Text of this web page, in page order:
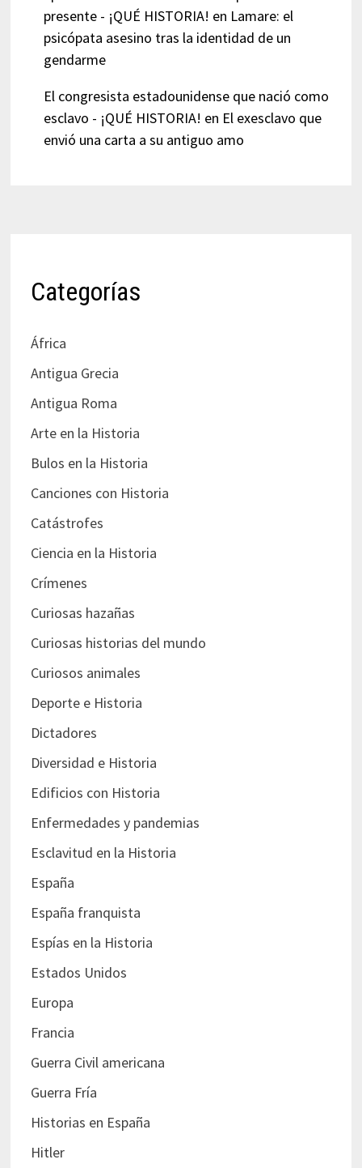
presente - ¡QUÉ HISTORIA! en Lamare: el
psicópata asesino tras la identidad de un
gendarme
El congresista estadounidense que nació como
esclavo - ¡QUÉ HISTORIA! en El exesclavo que
envió una carta a su antiguo amo
Categorías
África
Antigua Grecia
Antigua Roma
Arte en la Historia
Bulos en la Historia
Canciones con Historia
Catástrofes
Ciencia en la Historia
Crímenes
Curiosas hazañas
Curiosas historias del mundo
Curiosos animales
Deporte e Historia
Dictadores
Diversidad e Historia
Edificios con Historia
Enfermedades y pandemias
Esclavitud en la Historia
España
España franquista
Espías en la Historia
Estados Unidos
Europa
Francia
Guerra Civil americana
Guerra Fría
Historias en España
Hitler